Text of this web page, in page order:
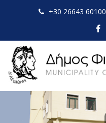
+30 26643 60100